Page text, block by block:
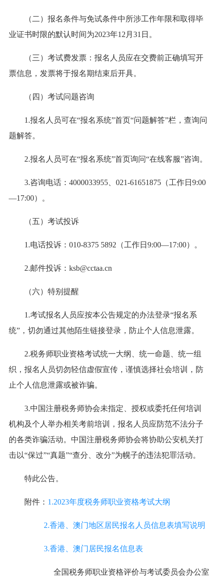
（二）报名条件与免试条件中所涉工作年限和取得毕
业证书时限的默认时间为2023年12月31日。
（三）考试费发票：报名人员应在交费前正确填写开
票信息，发票将于报名期结束后开具。
（四）考试问题咨询
1.报名人员可在“报名系统”首页“问题解答”栏，查询问
题解答。
2.报名人员可在“报名系统”首页询问“在线客服”咨询。
3.咨询电话：4000033955、021-61651875（工作日9:00
—17:00）。
（五）考试投诉
1.电话投诉：010-8375 5892（工作日9:00—17:00）。
2.邮件投诉：ksb@cctaa.cn
（六）特别提醒
1.考试报名人员应按本公告规定的办法登录“报名系
统”，切勿通过其他陌生链接登录，防止个人信息泄露。
2.税务师职业资格考试统一大纲、统一命题、统一组
织，报名人员切勿轻信虚假宣传，谨慎选择社会培训，防
止个人信息泄露或被诈骗。
3.中国注册税务师协会未指定、授权或委托任何培训
机构及个人举办相关考前培训，报名人员应防范不法分子
的各类诈骗活动。中国注册税务师协会将协助公安机关打
击以“保过”“真题”“查分、改分”为幌子的违法犯罪活动。
特此公告。
附件： 1.2023年度税务师职业资格考试大纲
2.香港、澳门地区居民报名人员信息表填写说明
3.香港、澳门居民报名信息表
全国税务师职业资格评价与考试委员会办公室